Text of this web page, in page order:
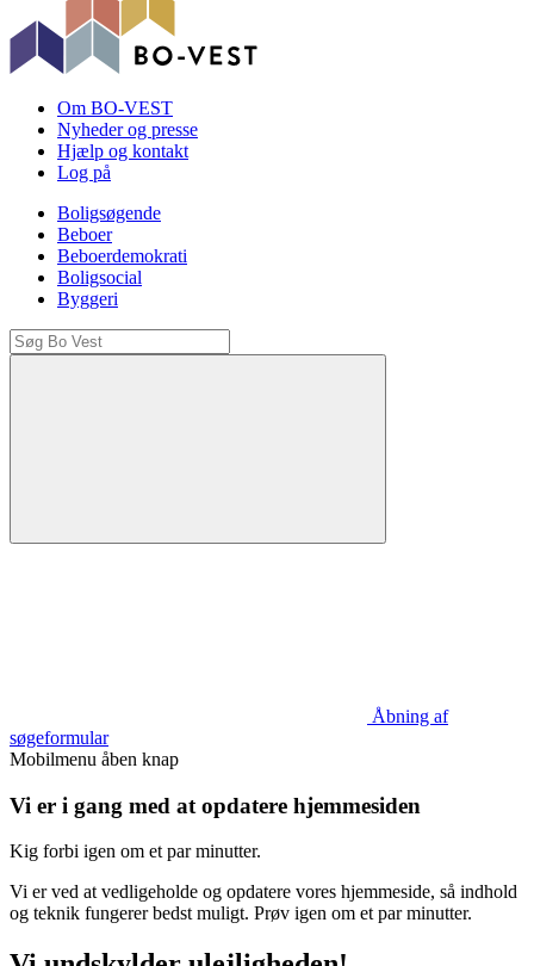
Om BO-VEST
Nyheder og presse
Hjælp og kontakt
Log på
Boligsøgende
Beboer
Beboerdemokrati
Boligsocial
Byggeri
Åbning af
søgeformular
Mobilmenu åben knap
Vi er i gang med at opdatere hjemmesiden
Kig forbi igen om et par minutter.
Vi er ved at vedligeholde og opdatere vores hjemmeside, så indhold
og teknik fungerer bedst muligt. Prøv igen om et par minutter.